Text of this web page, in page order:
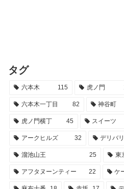
タグ
六本木 115 虎ノ門
六本木一丁目 82 神谷町
虎ノ門横丁 45 スイーツ
アークヒルズ 32 デリバ
溜池山王 25 東
アフタヌーンティー 22 ケ